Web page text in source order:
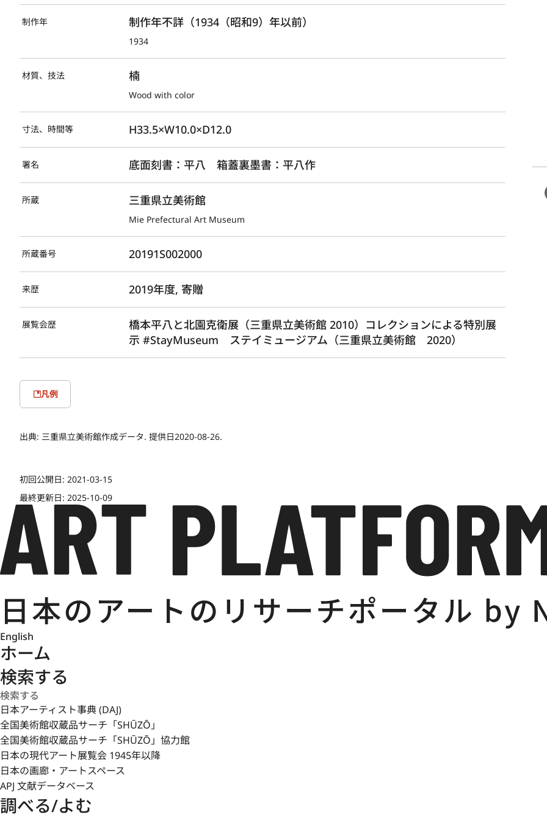
制作年 制作年不詳（1934（昭和9）年以前）
1934
材質、技法 楠
Wood with color
寸法、時間等 H33.5×W10.0×D12.0
署名 底面刻書：平八　箱蓋裏墨書：平八作
所蔵 三重県立美術館
Mie Prefectural Art Museum
所蔵番号 20191S002000
来歴 2019年度, 寄贈
展覧会歴
橋本平八と北園克衛展（三重県立美術館 2010）コレクションによる特別展
示 #StayMuseum ステイミュージアム（三重県立美術館 2020）
凡例
出典: 三重県立美術館作成データ. 提供日2020-08-26.
初回公開日: 2021-03-15
最終更新日: 2025-10-09
English
ホーム
検索する
日本アーティスト事典 (DAJ)
全国美術館収蔵品サーチ「SHŪZŌ」
全国美術館収蔵品サーチ「SHŪZŌ」協力館
日本の現代アート展覧会 1945年以降
日本の画廊・アートスペース
APJ 文献データベース
調べる/よむ